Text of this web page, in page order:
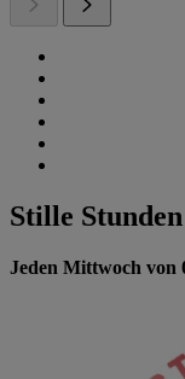
Stille
Jeden Mittwoch von